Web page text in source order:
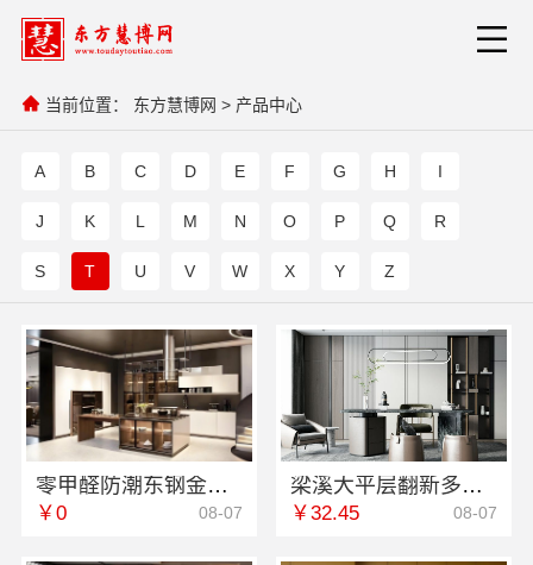
当前位置： 东方慧博网 > 产品中心
A B C D E F G H I
J K L M N O P Q R
S T U V W X Y Z
零甲醛防潮东钢金属全屋不锈钢定制江苏东钢金属科技有限公司
￥0 08-07
梁溪大平层翻新多少钱一平？无锡亿莱居为您揭秘
￥32.45 08-07